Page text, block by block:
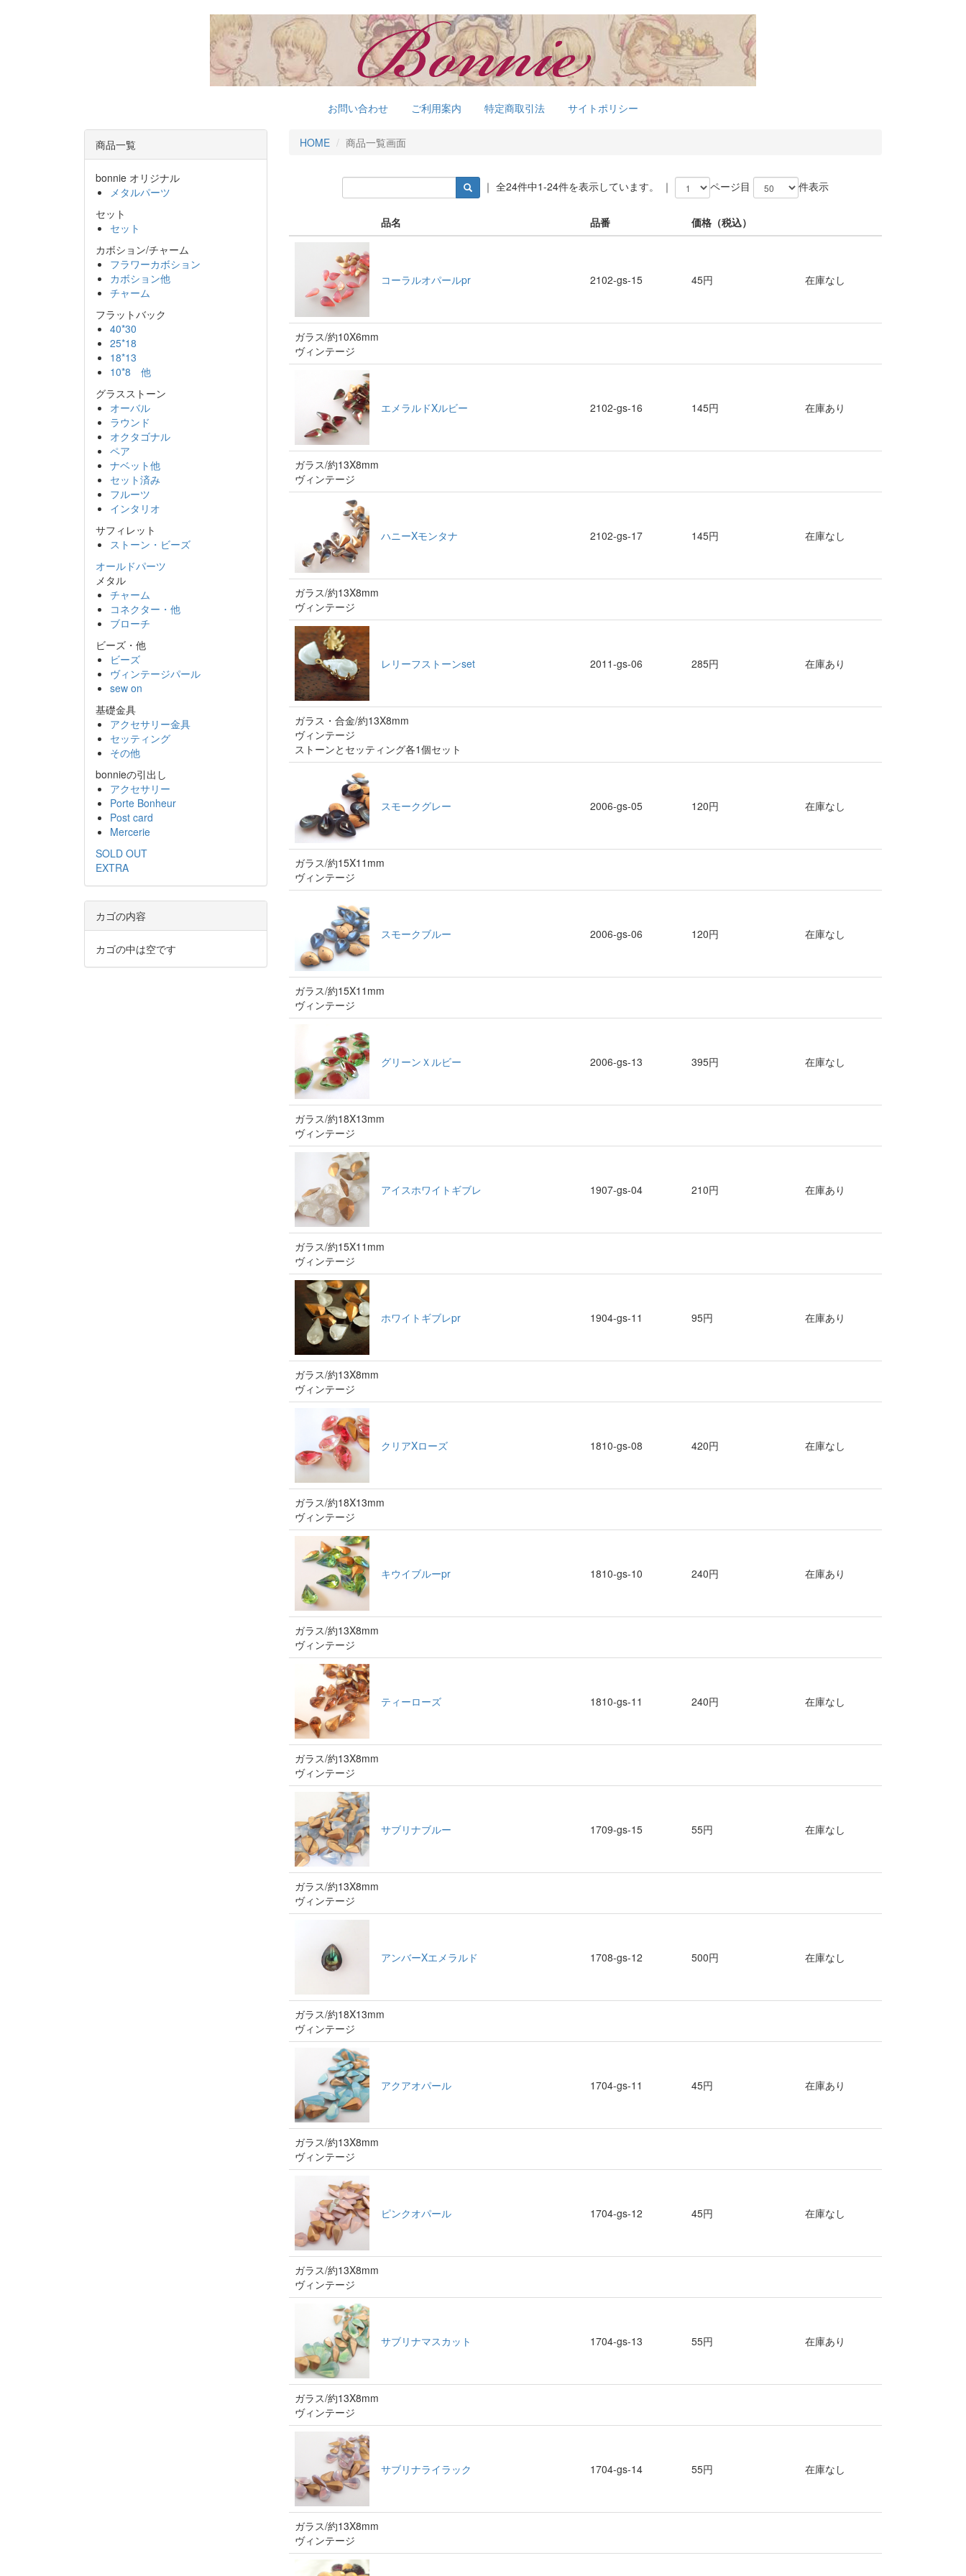
お問い合わせ ご利用案内 特定商取引法 サイトポリシー
HOME 商品一覧画面
｜ 全24件中1-24件を表示しています。 ｜ ページ目 件表示
品名 品番 価格 （税込）
コーラルオパールpr 2102-gs-15 45円 在庫なし
ガラス/約10X6mm
ヴィンテージ
エメラルドXルビー 2102-gs-16 145円 在庫あり
ガラス/約13X8mm
ヴィンテージ
ハニーXモンタナ 2102-gs-17 145円 在庫なし
ガラス/約13X8mm
ヴィンテージ
レリーフストーンset 2011-gs-06 285円 在庫あり
ガラス・合金/約13X8mm
ヴィンテージ
ストーンとセッティング各1個セット
スモークグレー 2006-gs-05 120円 在庫なし
ガラス/約15X11mm
ヴィンテージ
スモークブルー 2006-gs-06 120円 在庫なし
ガラス/約15X11mm
ヴィンテージ
グリーンＸルビー 2006-gs-13 395円 在庫なし
ガラス/約18X13mm
ヴィンテージ
アイスホワイトギブレ 1907-gs-04 210円 在庫あり
ガラス/約15X11mm
ヴィンテージ
ホワイトギブレpr 1904-gs-11 95円 在庫あり
ガラス/約13X8mm
ヴィンテージ
クリアXローズ 1810-gs-08 420円 在庫なし
ガラス/約18X13mm
ヴィンテージ
キウイブルーpr 1810-gs-10 240円 在庫あり
ガラス/約13X8mm
ヴィンテージ
ティーローズ 1810-gs-11 240円 在庫なし
ガラス/約13X8mm
ヴィンテージ
サブリナブルー 1709-gs-15 55円 在庫なし
ガラス/約13X8mm
ヴィンテージ
アンバーXエメラルド 1708-gs-12 500円 在庫なし
ガラス/約18X13mm
ヴィンテージ
アクアオパール 1704-gs-11 45円 在庫あり
ガラス/約13X8mm
ヴィンテージ
ピンクオパール 1704-gs-12 45円 在庫なし
ガラス/約13X8mm
ヴィンテージ
サブリナマスカット 1704-gs-13 55円 在庫あり
ガラス/約13X8mm
ヴィンテージ
サブリナライラック 1704-gs-14 55円 在庫なし
ガラス/約13X8mm
ヴィンテージ
商品一覧
bonnie オリジナル
メタルパーツ
セット
セット
カボション/チャーム
フラワーカボション
カボション他
チャーム
フラットバック
40*30
25*18
18*13
10*8 他
グラスストーン
オーバル
ラウンド
オクタゴナル
ペア
ナベット他
セット済み
フルーツ
インタリオ
サフィレット
ストーン・ビーズ
オールドパーツ
メタル
チャーム
コネクター・他
ブローチ
ビーズ・他
ビーズ
ヴィンテージパール
sew on
基礎金具
アクセサリー金具
セッティング
その他
bonnieの引出し
アクセサリー
Porte Bonheur
Post card
Mercerie
SOLD OUT
EXTRA
カゴの内容
カゴの中は空です